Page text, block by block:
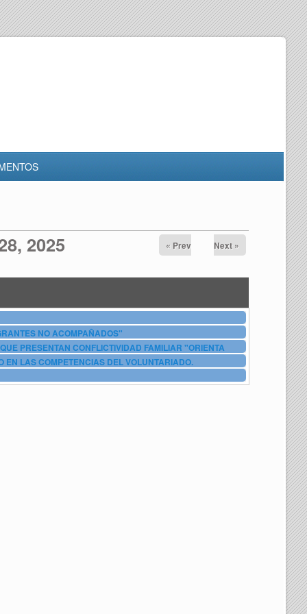
2025 « Prev Next »
NO ACOMPAÑADOS"
PRESENTAN CONFLICTIVIDAD FAMILIAR "ORIENTA
LAS COMPETENCIAS DEL VOLUNTARIADO.